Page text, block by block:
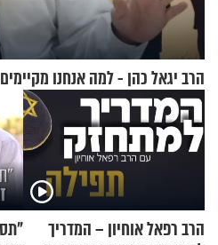
הרב יגאל כהן - למה אנחנו
הרב רפאל אוחיון – המדריך